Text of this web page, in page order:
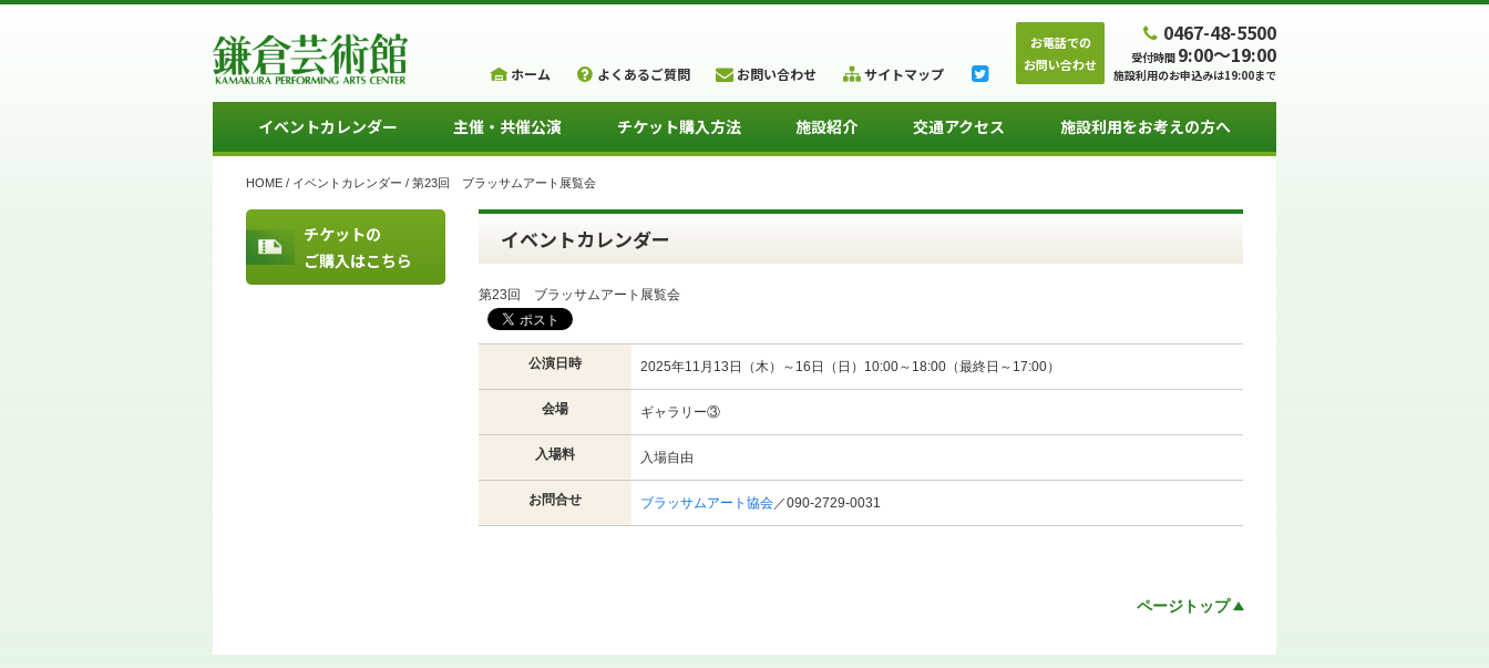
ホーム よくあるご質問 お問い合わせ サイトマップ
お電話での
お問い合わせ
0467-48-5500
受付時間 9:00～19:00
施設利用のお申込みは19:00まで
イベントカレンダー 主催・共催公演 チケット購入方法 施設紹介 交通アクセス 施設利用をお考えの方へ
HOME / イベントカレンダー / 第23回 ブラッサムアート展覧会
チケットの
ご購入はこちら
イベントカレンダー
第23回 ブラッサムアート展覧会
公演日時 2025年11月13日（木）～16日（日）10:00～18:00（最終日～17:00）
会場 ギャラリー③
入場料 入場自由
お問合せ ブラッサムアート協会／090-2729-0031
ページトップ